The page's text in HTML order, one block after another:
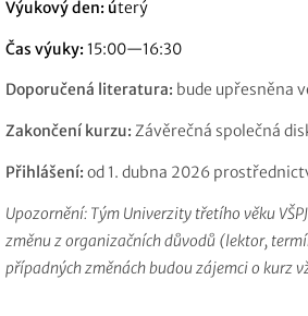
Výukový den: úterý
Čas výuky: 15:00—16:30
Doporučená literatura: bude upřesněna
Zakončení kurzu: Závěrečná společná
Přihlášení: od 1. dubna 2026
Upozornění: Tým Univerzity třetího věku
změnu z organizačních důvodů (lektor,
případných změnách budou zájemci o kurz